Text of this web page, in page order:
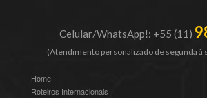
Celular/WhatsApp!: +55 (11)
(Atendimento personalizado de segunda à
Home
Roteiros Internacionais